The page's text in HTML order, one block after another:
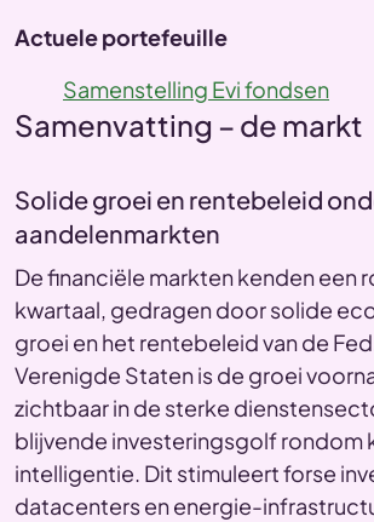
Actuele portefeuille
Samenstelling Evi fondsen
Samenvatting – de markt
Solide groei en rentebeleid
aandelenmarkten
De financiële markten kenden een
kwartaal, gedragen door solide
groei en het rentebeleid van de
Verenigde Staten is de groei
zichtbaar in de sterke
blijvende investeringsgolf rondom
intelligentie. Dit stimuleert forse
datacenters en energie-